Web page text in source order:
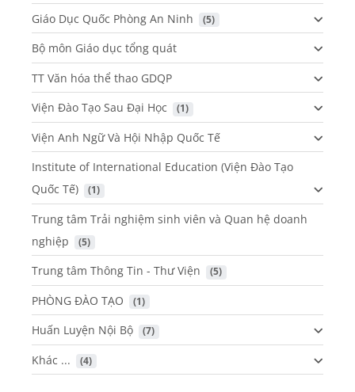
Giáo Dục Quốc Phòng An Ninh
(5)
Bộ môn Giáo dục tổng quát
TT Văn hóa thể thao GDQP
Viện Đào Tạo Sau Đại Học
(1)
Viện Anh Ngữ Và Hội Nhập Quốc Tế
Institute of International Education (Viện Đào Tạo
Quốc Tế)
(1)
Trung tâm Trải nghiệm sinh viên và Quan hệ doanh
nghiệp
(5)
Trung tâm Thông Tin - Thư Viện (5)
PHÒNG ĐÀO TẠO (1)
Huấn Luyện Nội Bộ (7)
Khác ... (4)